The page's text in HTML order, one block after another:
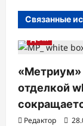
я
о
з
а
Связанные
ДОМ
«Метриум»
отделкой
Редактор